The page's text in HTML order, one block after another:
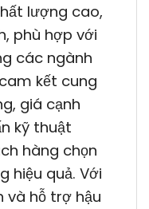
lượng cao,
phù hợp với
các ngành
kết cung
giá cạnh
kỹ thuật
hàng chọn
hiệu quả. Với
và hỗ trợ hậu